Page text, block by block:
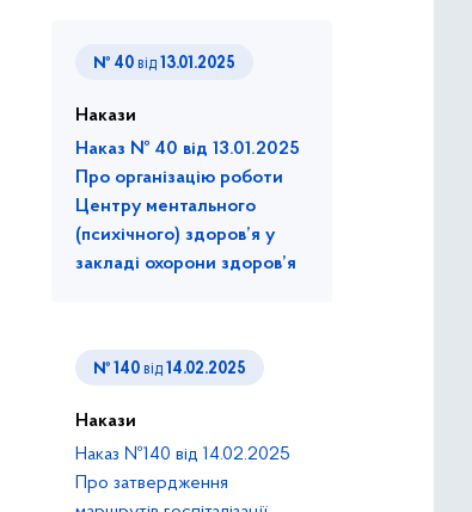
№ 40 від 13.01.2025
Накази
Наказ № 40 від 13.01.2025
Про організацію роботи
Центру ментального
(психічного) здоров’я у
закладі охорони здоров’я
№ 140 від 14.02.2025
Накази
Наказ №140 від 14.02.2025
Про затвердження